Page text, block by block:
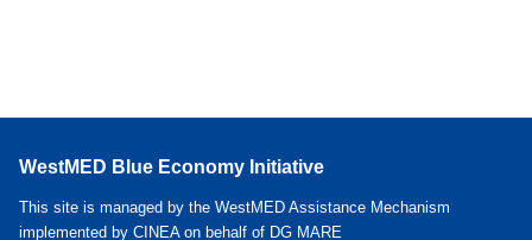
WestMED Blue Economy Initiative
This site is managed by the WestMED Assistance Mechanism
implemented by CINEA on behalf of DG MARE